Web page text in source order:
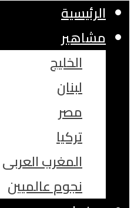
الرئيسية
مشاهير
الخليج
لبنان
مصر
تركيا
المغرب العربى
نجوم عالميين